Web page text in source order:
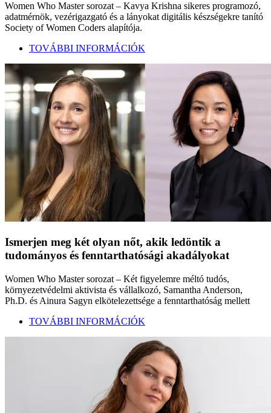
Women Who Master sorozat – Kavya Krishna sikeres programozó,
adatmérnök, vezérigazgató és a lányokat digitális készségekre tanító
Society of Women Coders alapítója.
TOVÁBBI INFORMÁCIÓK
Ismerjen meg két olyan nőt, akik ledöntik a
tudományos és fenntarthatósági akadályokat
Women Who Master sorozat – Két figyelemre méltó tudós,
környezetvédelmi aktivista és vállalkozó, Samantha Anderson,
Ph.D. és Ainura Sagyn elkötelezettsége a fenntarthatóság mellett
TOVÁBBI INFORMÁCIÓK